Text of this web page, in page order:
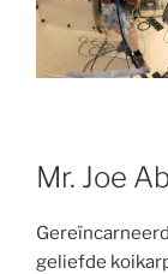
Mr. Joe
geliefde